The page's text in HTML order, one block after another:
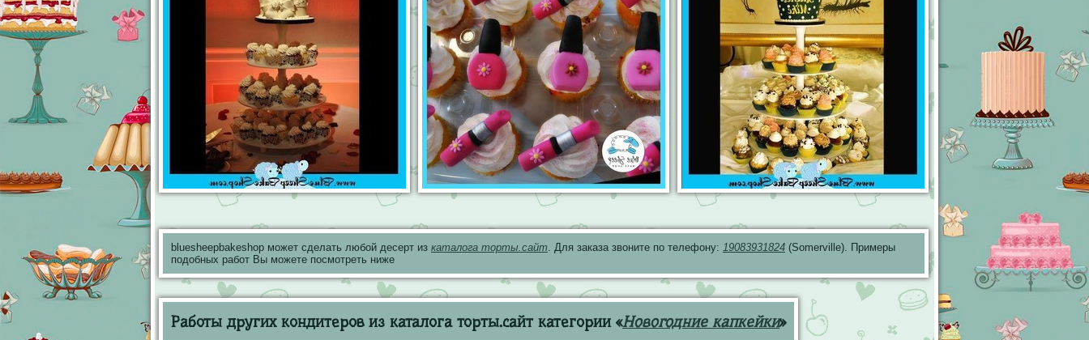
bluesheepbakeshop может сделать любой десерт из каталога торты.сайт. Для заказа звоните по телефону: 19083931824 (Somerville). Примеры
подобных работ Вы можете посмотреть ниже
Работы других кондитеров из каталога торты.сайт категории «Новогодние капкейки»